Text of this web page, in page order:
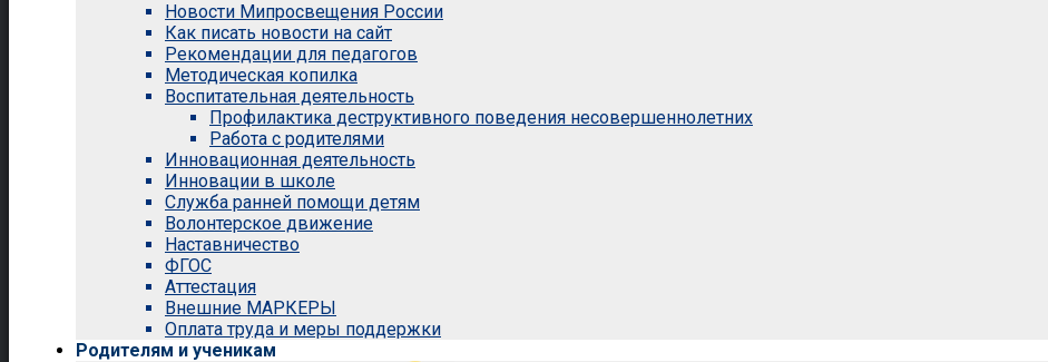
Новости Мипросвещения России
Как писать новости на сайт
Рекомендации для педагогов
Методическая копилка
Воспитательная деятельность
Профилактика деструктивного поведения несовершеннолетних
Работа с родителями
Инновационная деятельность
Инновации в школе
Служба ранней помощи детям
Волонтерское движение
Наставничество
ФГОС
Аттестация
Внешние МАРКЕРЫ
Оплата труда и меры поддержки
Родителям и ученикам